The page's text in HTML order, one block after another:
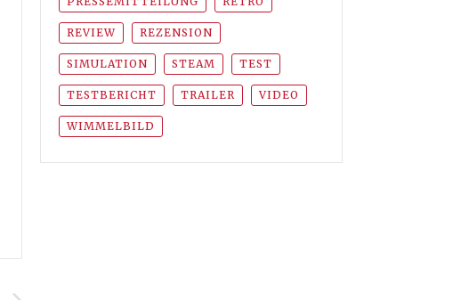
REVIEW REZENSION
SIMULATION STEAM TEST
TESTBERICHT TRAILER VIDEO
WIMMELBILD